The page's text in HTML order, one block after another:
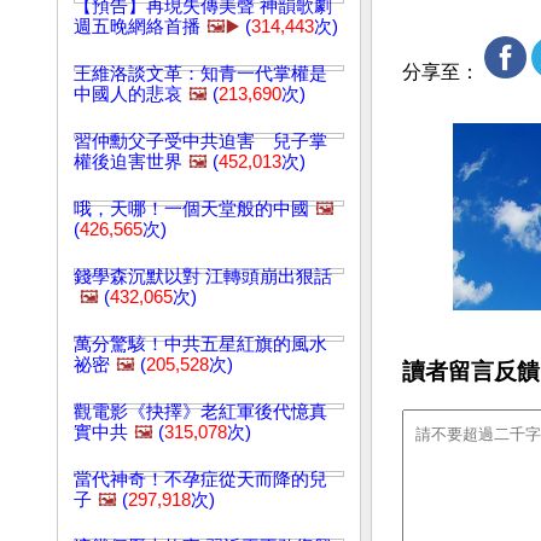
【預告】再現失傳美聲 神韻歌劇
週五晚網絡首播 🖼️▶️ (314,443次)
王維洛談文革：知青一代掌權是
中國人的悲哀 🖼️ (213,690次)
習仲勳父子受中共迫害 兒子掌
權後迫害世界 🖼️ (452,013次)
哦，天哪！一個天堂般的中國 🖼️
(426,565次)
錢學森沉默以對 江轉頭崩出狠話
🖼️ (432,065次)
萬分驚駭！中共五星紅旗的風水
祕密 🖼️ (205,528次)
觀電影《抉擇》老紅軍後代憶真
實中共 🖼️ (315,078次)
當代神奇！不孕症從天而降的兒
子 🖼️ (297,918次)
分享至：
讀者留言反